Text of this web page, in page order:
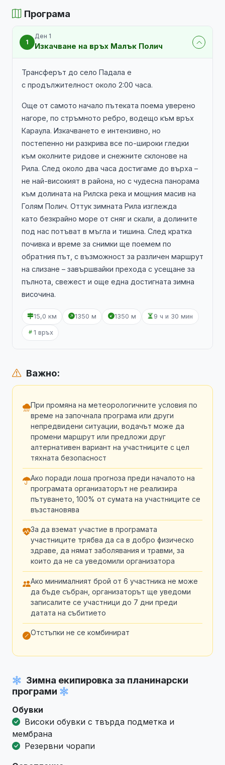
Програма
1
Ден 1
Изкачване на връх Малък Полич
Трансферът до село Падала е
с продължителност около 2:00 часа.
Още от самото начало пътеката поема уверено
нагоре, по стръмното ребро, водещо към връх
Караула. Изкачването е интензивно, но
постепенно ни разкрива все по-широки гледки
към околните ридове и снежните склонове на
Рила. След около два часа достигаме до върха –
не най-високият в района, но с чудесна панорама
към долината на Рилска река и мощния масив на
Голям Полич. Оттук зимната Рила изглежда
като безкрайно море от сняг и скали, а долините
под нас потъват в мъгла и тишина. След кратка
почивка и време за снимки ще поемем по
обратния път, с възможност за различен маршрут
на слизане – завършвайки прехода с усещане за
пълнота, свежест и още една достигната зимна
височина.
15,0 км 1350 м 1350 м 9 ч и 30 мин
1 връх
Важно:
При промяна на метеорологичните условия по
време на започнала програма или други
непредвидени ситуации, водачът може да
промени маршрут или предложи друг
алтернативен вариант на участниците с цел
тяхната безопасност
Ако поради лоша прогноза преди началото на
програмата организаторът не реализира
пътуването, 100% от сумата на участниците се
възстановява
За да вземат участие в програмата
участниците трябва да са в добро физическо
здраве, да нямат заболявания и травми, за
които да не са уведомили организатора
Ако минималният брой от 6 участника не може
да бъде събран, организаторът ще уведоми
записалите се участници до 7 дни преди
датата на събитието
Отстъпки не се комбинират
Зимна екипировка за планинарски
програми
Обувки
Високи обувки с твърда подметка и
мембрана
Резервни чорапи